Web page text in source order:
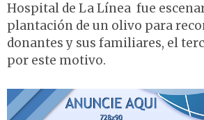
Hospital de La Línea fue
plantación de un olivo para
donantes y sus familiares, el
por este motivo.